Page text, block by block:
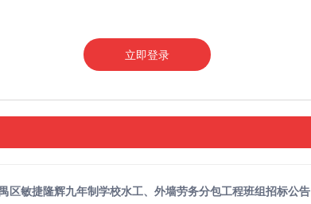
立即登录
区敏捷隆辉九年制学校水工、外墙劳务分包工程班组招标公告